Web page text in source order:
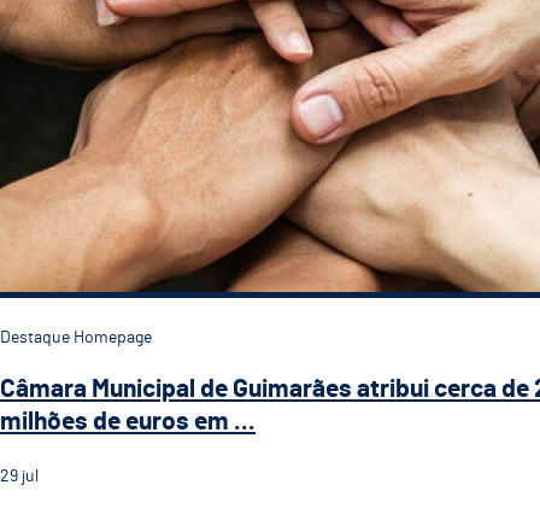
Destaque Homepage
Câmara Municipal de Guimarães atribui cerca de
milhões de euros em ...
29 jul